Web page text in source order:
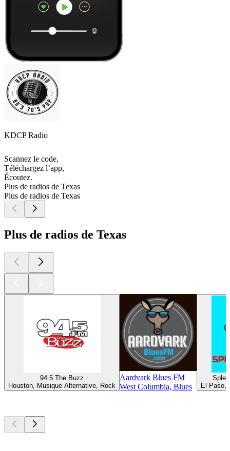
KDCP Radio
Scannez le code,
Téléchargez l’app,
Écoutez.
Plus de radios de Texas
Plus de radios de Texas
Plus de radios de Texas
94.5 The Buzz
Houston, Musique Alternative, Rock
Aardvark Blues FM
West Columbia, Blues
El Paso,